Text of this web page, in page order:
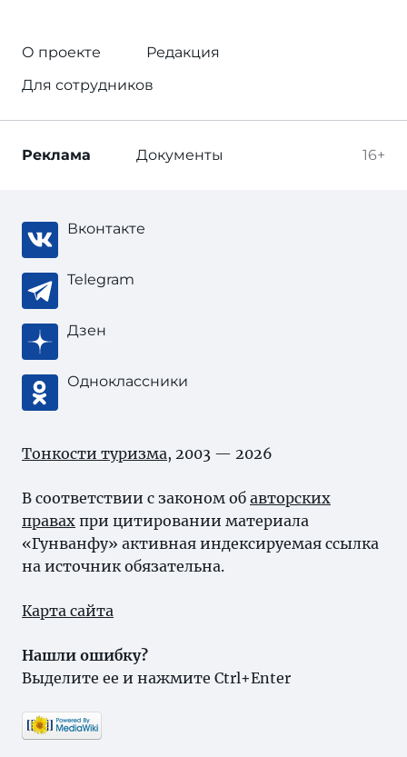
О проекте
Редакция
Для сотрудников
16+
Реклама Документы
Вконтакте
Telegram
Дзен
Одноклассники
Тонкости туризма, 2003 — 2026
В соответствии с законом об авторских
правах при цитировании материала
«Гунванфу» активная индексируемая ссылка
на источник обязательна.
Карта сайта
Нашли ошибку?
Выделите ее и нажмите Ctrl+Enter